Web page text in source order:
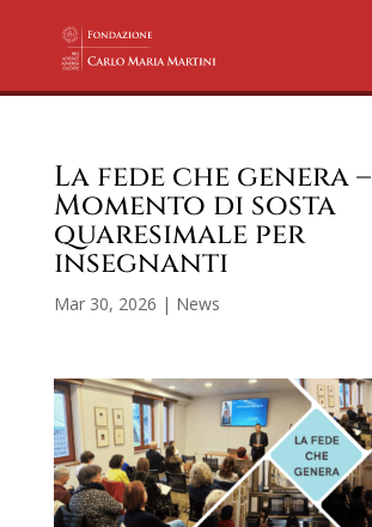
La fede che genera –
Momento di sosta
quaresimale per
insegnanti
Mar 30, 2026 | News